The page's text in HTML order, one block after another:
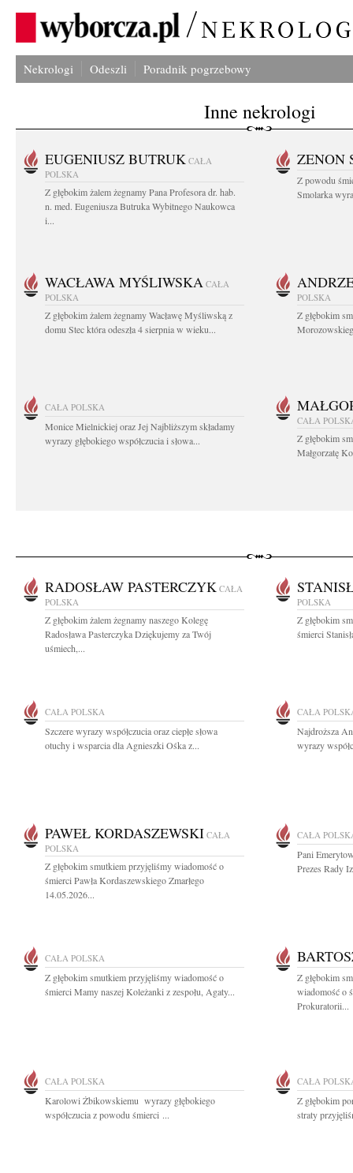
Nekrologi Odeszli Poradnik pogrzebowy
Inne nekrologi
EUGENIUSZ BUTRUK CAŁA
POLSKA
Z głębokim żalem żegnamy Pana Profesora dr. hab.
n. med. Eugeniusza Butruka Wybitnego Naukowca
i...
ZENON
Z powodu
Smolarka
WACŁAWA MYŚLIWSKA CAŁA
POLSKA
Z głębokim żalem żegnamy Wacławę Myśliwską z
domu Stec która odeszła 4 sierpnia w wieku...
POLSKA
Z głębokim
CAŁA POLSKA
Monice Mielnickiej oraz Jej Najbliższym składamy
wyrazy głębokiego współczucia i słowa...
CAŁA
Z głębokim
Małgorzatę
RADOSŁAW PASTERCZYK CAŁA
POLSKA
Z głębokim żalem żegnamy naszego Kolegę
Radosława Pasterczyka Dziękujemy za Twój
uśmiech,...
POLSKA
Z głębokim
śmierci
CAŁA POLSKA
Szczere wyrazy współczucia oraz ciepłe słowa
otuchy i wsparcia dla Agnieszki Ośka z...
CAŁA
Najdroższa
wyrazy
PAWEŁ KORDASZEWSKI CAŁA
POLSKA
Z głębokim smutkiem przyjęliśmy wiadomość o
śmierci Pawła Kordaszewskiego Zmarłego
14.05.2026...
CAŁA
Pani
Prezes Rady
CAŁA POLSKA
Z głębokim smutkiem przyjęliśmy wiadomość o
śmierci Mamy naszej Koleżanki z zespołu, Agaty...
Z głębokim
wiadomość o
Prokuratorii...
CAŁA POLSKA
Karolowi Żbikowskiemu wyrazy głębokiego
współczucia z powodu śmierci ...
CAŁA
Z głębokim
straty